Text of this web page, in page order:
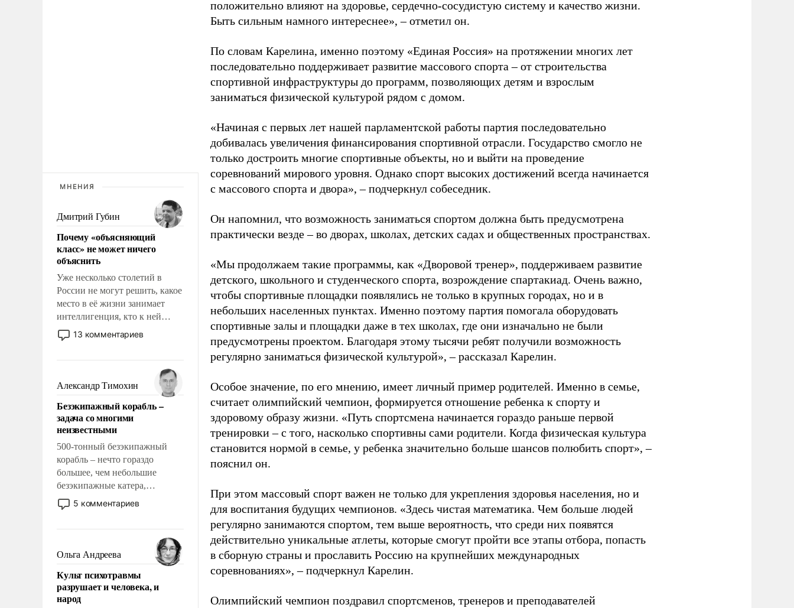
МНЕНИЯ
Дмитрий Губин
Почему «объясняющий
класс» не может ничего
объяснить
Уже несколько столетий в
России не могут решить, какое
место в её жизни занимает
интеллигенция, кто к ней
принадлежит, а кого из неё
исключили с правом
чем она отличается от просто
образованных людей. Иногда
казалось, что эти вопросы
решены раз и навсегда, но –
нет, не решены.
13 комментариев
Александр Тимохин
Безэкипажный корабль –
задача со многими
неизвестными
500-тонный безэкипажный
корабль – нечто гораздо
большее, чем небольшие
безэкипажные катера,
применение которых уже
стало обыденностью. Задача по
сложна и амбициозна. Однако
и ее реализация радикально
поднимет наши боевые
возможности.
5 комментариев
Ольга Андреева
Культ психотравмы
разрушает и человека, и
народ
положительно влияют на здоровье, сердечно-сосудистую систему и качество жизни.
Быть сильным намного интереснее», – отметил он.
По словам Карелина, именно поэтому «Единая Россия» на протяжении многих лет
последовательно поддерживает развитие массового спорта – от строительства
спортивной инфраструктуры до программ, позволяющих детям и взрослым
заниматься физической культурой рядом с домом.
«Начиная с первых лет нашей парламентской работы партия последовательно
добивалась увеличения финансирования спортивной отрасли. Государство смогло не
только достроить многие спортивные объекты, но и выйти на проведение
соревнований мирового уровня. Однако спорт высоких достижений всегда начинается
с массового спорта и двора», – подчеркнул собеседник.
Он напомнил, что возможность заниматься спортом должна быть предусмотрена
практически везде – во дворах, школах, детских садах и общественных пространствах.
«Мы продолжаем такие программы, как «Дворовой тренер», поддерживаем развитие
детского, школьного и студенческого спорта, возрождение спартакиад. Очень важно,
чтобы спортивные площадки появлялись не только в крупных городах, но и в
небольших населенных пунктах. Именно поэтому партия помогала оборудовать
спортивные залы и площадки даже в тех школах, где они изначально не были
предусмотрены проектом. Благодаря этому тысячи ребят получили возможность
регулярно заниматься физической культурой», – рассказал Карелин.
Особое значение, по его мнению, имеет личный пример родителей. Именно в семье,
считает олимпийский чемпион, формируется отношение ребенка к спорту и
здоровому образу жизни. «Путь спортсмена начинается гораздо раньше первой
тренировки – с того, насколько спортивны сами родители. Когда физическая культура
становится нормой в семье, у ребенка значительно больше шансов полюбить спорт», –
пояснил он.
При этом массовый спорт важен не только для укрепления здоровья населения, но и
для воспитания будущих чемпионов. «Здесь чистая математика. Чем больше людей
регулярно занимаются спортом, тем выше вероятность, что среди них появятся
действительно уникальные атлеты, которые смогут пройти все этапы отбора, попасть
в сборную страны и прославить Россию на крупнейших международных
соревнованиях», – подчеркнул Карелин.
Олимпийский чемпион поздравил спортсменов, тренеров и преподавателей